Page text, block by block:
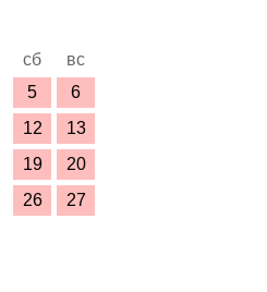
сб
вс
5
6
12
13
19
20
26
27